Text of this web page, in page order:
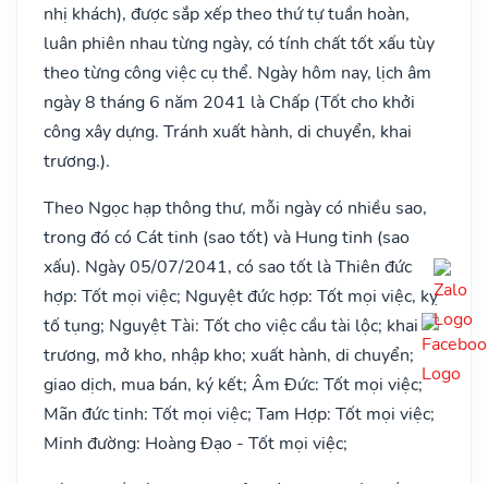
nhị khách), được sắp xếp theo thứ tự tuần hoàn,
luân phiên nhau từng ngày, có tính chất tốt xấu tùy
theo từng công việc cụ thể. Ngày hôm nay, lịch âm
ngày 8 tháng 6 năm 2041 là Chấp (Tốt cho khởi
công xây dựng. Tránh xuất hành, di chuyển, khai
trương.).
Theo Ngọc hạp thông thư, mỗi ngày có nhiều sao,
trong đó có Cát tinh (sao tốt) và Hung tinh (sao
xấu). Ngày 05/07/2041, có sao tốt là Thiên đức
hợp: Tốt mọi việc; Nguyệt đức hợp: Tốt mọi việc, kỵ
tố tụng; Nguyệt Tài: Tốt cho việc cầu tài lộc; khai
trương, mở kho, nhập kho; xuất hành, di chuyển;
giao dịch, mua bán, ký kết; Âm Đức: Tốt mọi việc;
Mãn đức tinh: Tốt mọi việc; Tam Hợp: Tốt mọi việc;
Minh đường: Hoàng Đạo - Tốt mọi việc;